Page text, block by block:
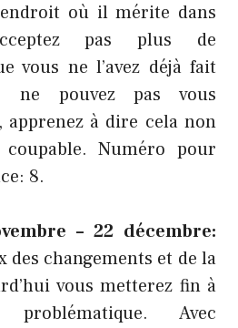
où il mérite dans
pas plus de
vous ne l’avez déjà fait
ne pouvez pas vous
à dire cela non
Numéro pour
8.
– 22 décembre:
des changements et de la
vous metterez fin à
Avec